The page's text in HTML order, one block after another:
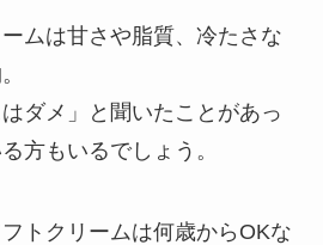
ムは甘さや脂質、冷たさな
はダメ」と聞いたことがあっ
方もいるでしょう。
トクリームは何歳からOKな